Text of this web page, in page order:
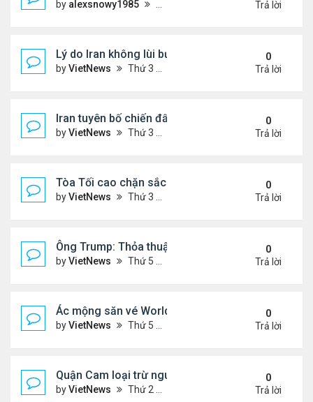
by alexsnowy1985
Trả lời
Lý do Iran không lùi bước trước lời đe dọa của
byVietNews Thứ 3 Tháng 8 04, 2026 4:32 pm
0
Trả lời
Iran tuyên bố chiến đấu vì Hormuz tới 'hơi thở
byVietNews Thứ 3 Tháng 7 14, 2026 4:29 pm
0
Trả lời
Tòa Tối cao chặn sắc lệnh xóa luật 'sinh ở Mỹ là
byVietNews Thứ 3 Tháng 6 30, 2026 5:52 pm
0
Trả lời
Ông Trump: Thỏa thuận với Iran là chiến thắng
byVietNews Thứ 5 Tháng 6 18, 2026 5:26 pm
0
Trả lời
Ác mộng săn vé World Cup
byVietNews Thứ 5 Tháng 6 04, 2026 4:49 pm
0
Trả lời
Quận Cam loại trừ nguy cơ bồn hóa chất phát nổ
byVietNews Thứ 2 Tháng 5 25, 2026 5:37 pm
0
Trả lời